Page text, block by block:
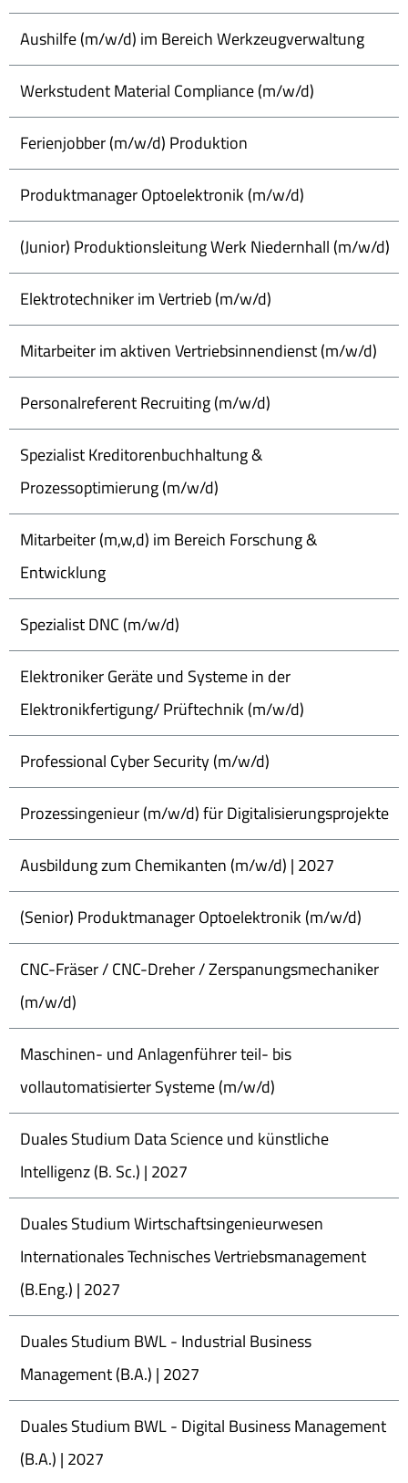
Aushilfe (m/w/d) im Bereich Werkzeugverwaltung
Werkstudent Material Compliance (m/w/d)
Ferienjobber (m/w/d) Produktion
Produktmanager Optoelektronik (m/w/d)
(Junior) Produktionsleitung Werk Niedernhall (m/w/d)
Elektrotechniker im Vertrieb (m/w/d)
Mitarbeiter im aktiven Vertriebsinnendienst (m/w/d)
Personalreferent Recruiting (m/w/d)
Spezialist Kreditorenbuchhaltung &
Prozessoptimierung (m/w/d)
Mitarbeiter (m,w,d) im Bereich Forschung &
Entwicklung
Spezialist DNC (m/w/d)
Elektroniker Geräte und Systeme in der
Elektronikfertigung/ Prüftechnik (m/w/d)
Professional Cyber Security (m/w/d)
Prozessingenieur (m/w/d) für Digitalisierungsprojekte
Ausbildung zum Chemikanten (m/w/d) | 2027
(Senior) Produktmanager Optoelektronik (m/w/d)
CNC-Fräser / CNC-Dreher / Zerspanungsmechaniker
(m/w/d)
Maschinen- und Anlagenführer teil- bis
vollautomatisierter Systeme (m/w/d)
Duales Studium Data Science und künstliche
Intelligenz (B. Sc.) | 2027
Duales Studium Wirtschaftsingenieurwesen
Internationales Technisches Vertriebsmanagement
(B.Eng.) | 2027
Duales Studium BWL - Industrial Business
Management (B.A.) | 2027
Duales Studium BWL - Digital Business Management
(B.A.) | 2027